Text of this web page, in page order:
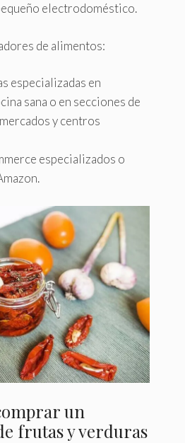
electrodoméstico.
de alimentos:
especializadas en
sana o en secciones de
y centros
especializados o
un
frutas y verduras